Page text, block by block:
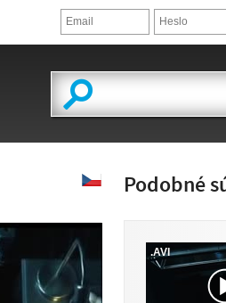
Podobné
.AVI